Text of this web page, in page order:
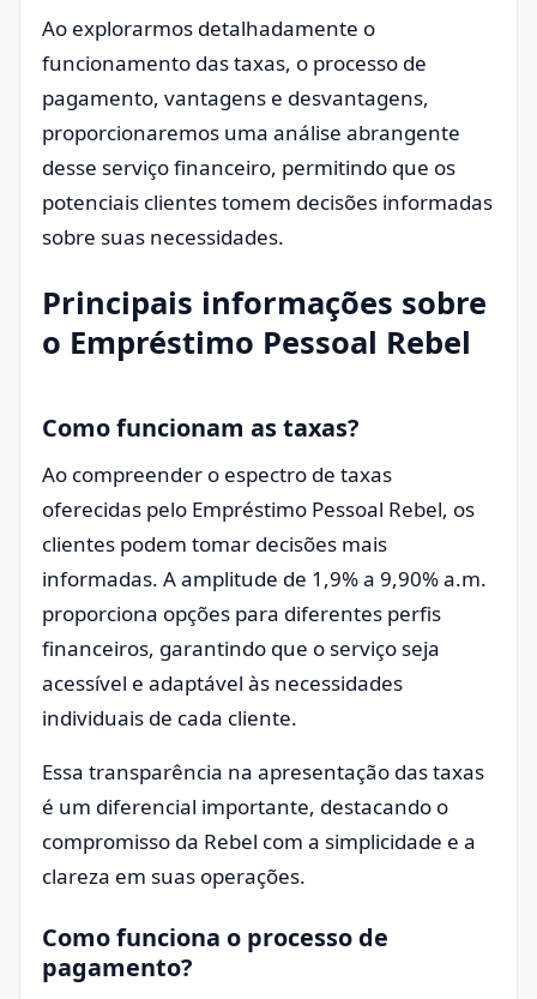
Ao explorarmos detalhadamente o
funcionamento das taxas, o processo de
pagamento, vantagens e desvantagens,
proporcionaremos uma análise abrangente
desse serviço financeiro, permitindo que os
potenciais clientes tomem decisões informadas
sobre suas necessidades.
Principais informações sobre
o Empréstimo Pessoal Rebel
Como funcionam as taxas?
Ao compreender o espectro de taxas
oferecidas pelo Empréstimo Pessoal Rebel, os
clientes podem tomar decisões mais
informadas. A amplitude de 1,9% a 9,90% a.m.
proporciona opções para diferentes perfis
financeiros, garantindo que o serviço seja
acessível e adaptável às necessidades
individuais de cada cliente.
Essa transparência na apresentação das taxas
é um diferencial importante, destacando o
compromisso da Rebel com a simplicidade e a
clareza em suas operações.
Como funciona o processo de
pagamento?